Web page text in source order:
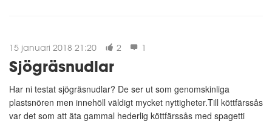
15 januari 2018 21:20 2 1
Sjögräsnudlar
Har ni testat sjögräsnudlar? De ser ut som genomskinliga
plastsnören men innehöll väldigt mycket nyttigheter.Till köttfärssås
var det som att äta gammal hederlig köttfärssås med spagetti